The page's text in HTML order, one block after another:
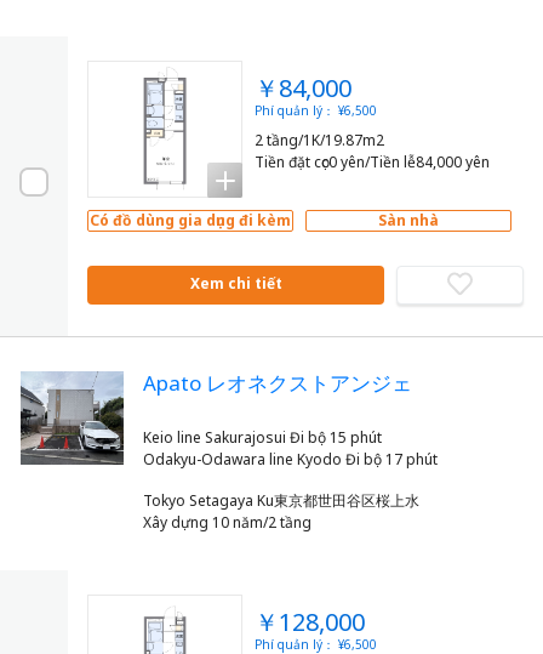
￥84,000
Phí quản lý： ¥6,500
2 tầng/1K/19.87m2
Tiền đặt cọc0 yên/Tiền lễ84,000 yên
Có đồ dùng gia dụng đi kèm Sàn nhà
Xem chi tiết
Apato レオネクストアンジェ
Keio line Sakurajosui Đi bộ 15 phút
Tokyo Setagaya Ku東京都世田谷区桜上水
Xây dựng 10 năm/2 tầng
￥128,000
Phí quản lý： ¥6,500